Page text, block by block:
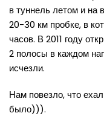
в туннель летом и на
20-30 км пробке, в
часов. В 2011 году
2 полосы в каждом
исчезли.
Нам повезло, что
было))).